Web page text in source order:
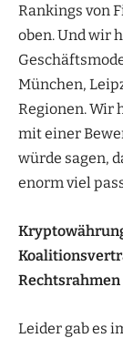
Rankings von
oben. Und wir
München,
Regionen. Wir
mit einer
würde sagen,
enorm viel
Leider gab es